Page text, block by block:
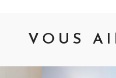
VOUS